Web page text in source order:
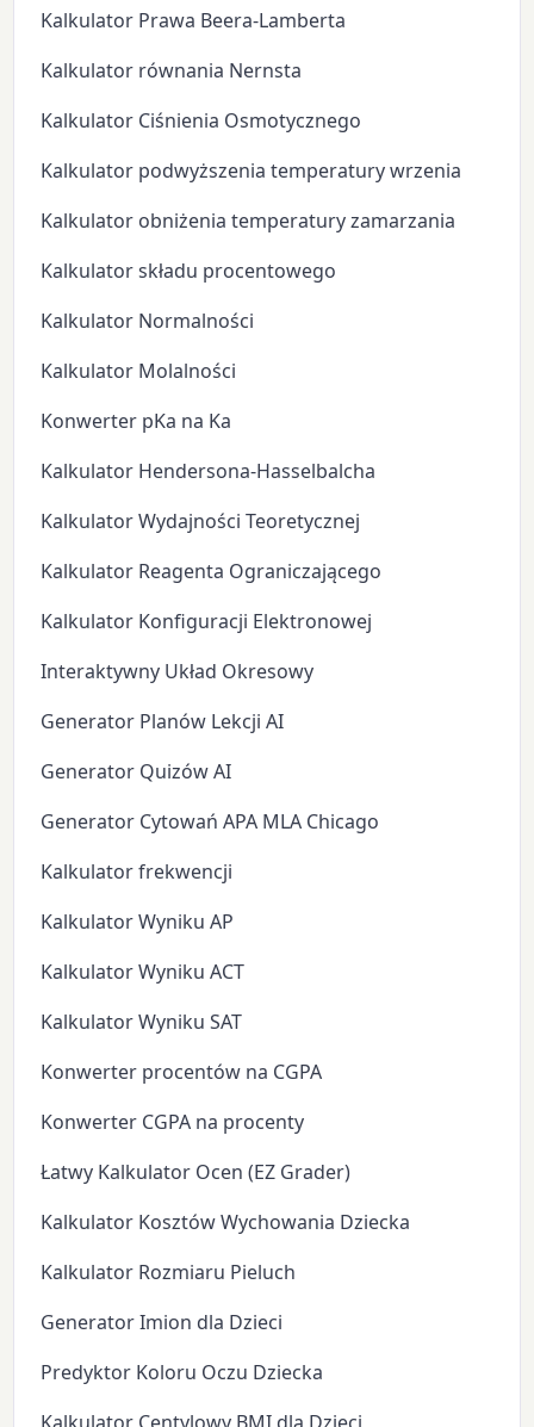
Kalkulator Prawa Beera-Lamberta
Kalkulator równania Nernsta
Kalkulator Ciśnienia Osmotycznego
Kalkulator podwyższenia temperatury wrzenia
Kalkulator obniżenia temperatury zamarzania
Kalkulator składu procentowego
Kalkulator Normalności
Kalkulator Molalności
Konwerter pKa na Ka
Kalkulator Hendersona-Hasselbalcha
Kalkulator Wydajności Teoretycznej
Kalkulator Reagenta Ograniczającego
Kalkulator Konfiguracji Elektronowej
Interaktywny Układ Okresowy
Generator Planów Lekcji AI
Generator Quizów AI
Generator Cytowań APA MLA Chicago
Kalkulator frekwencji
Kalkulator Wyniku AP
Kalkulator Wyniku ACT
Kalkulator Wyniku SAT
Konwerter procentów na CGPA
Konwerter CGPA na procenty
Łatwy Kalkulator Ocen (EZ Grader)
Kalkulator Kosztów Wychowania Dziecka
Kalkulator Rozmiaru Pieluch
Generator Imion dla Dzieci
Predyktor Koloru Oczu Dziecka